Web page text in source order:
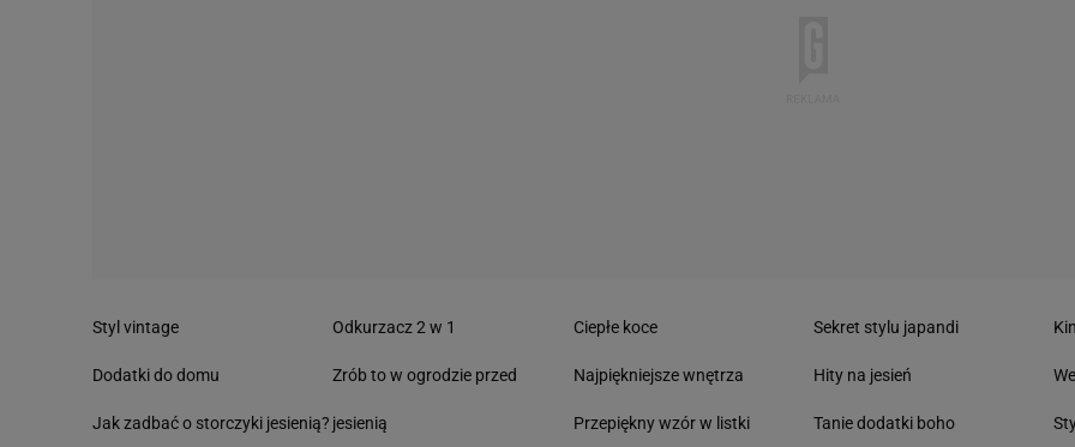
Styl vintage
Dodatki do domu
Jak zadbać o storczyki jesienią?
Odkurzacz 2 w 1
Zrób to w ogrodzie przed
jesienią
Ciepłe koce
Najpiękniejsze wnętrza
Przepiękny wzór w listki
Sekret stylu japandi
Hity na jesień
Tanie dodatki boho